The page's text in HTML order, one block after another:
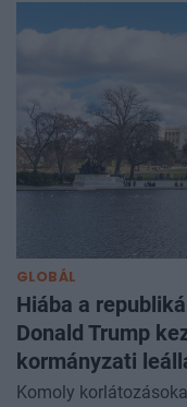
GLOBÁL
Hiába a
Donald Trump
kormányzati
Komoly